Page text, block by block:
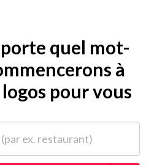
quel mot-
à
pour vous